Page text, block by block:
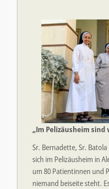
„Im Pelizäusheim
Sr. Bernadette, Sr.
sich im Pelizäusheim in
um 80 Patientinnen und
niemand beiseite steht.